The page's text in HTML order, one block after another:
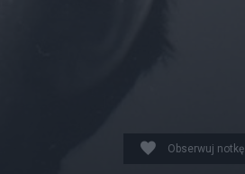
Obserwuj notkę